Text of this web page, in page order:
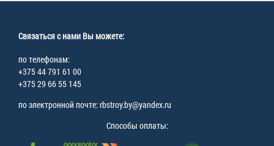
Связаться с нами Вы можете:
по телефонам:
+375 44 791 61 00
+375 29 66 55 145
по электронной почте: rbstroy.by@yandex.ru
Способы оплаты: